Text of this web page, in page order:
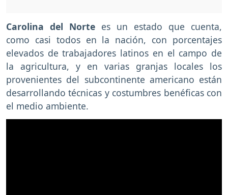
Carolina del Norte es un estado que cuenta,
como casi todos en la nación, con porcentajes
elevados de trabajadores latinos en el campo de
la agricultura, y en varias granjas locales los
provenientes del subcontinente americano están
desarrollando técnicas y costumbres benéficas con
el medio ambiente.